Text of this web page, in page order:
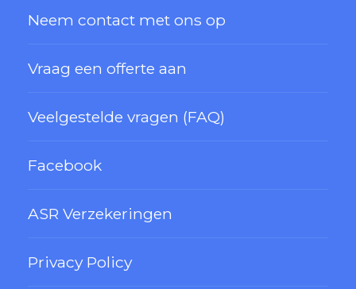
Neem contact met ons op
Vraag een offerte aan
Veelgestelde vragen (FAQ)
Facebook
ASR Verzekeringen
Privacy Policy